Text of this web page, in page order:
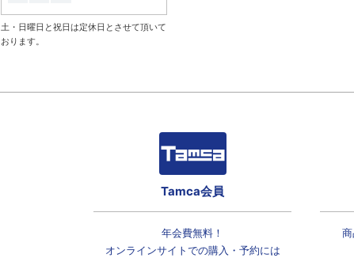
土・日曜日と祝日は定休日とさせて頂いて
おります。
Tamca会員
年会費無料！
オンラインサイトでの購入・予約には